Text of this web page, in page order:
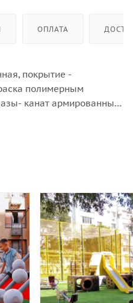
ОПЛАТА
покрытие -
полимерным
канат армированный
мягкий канат